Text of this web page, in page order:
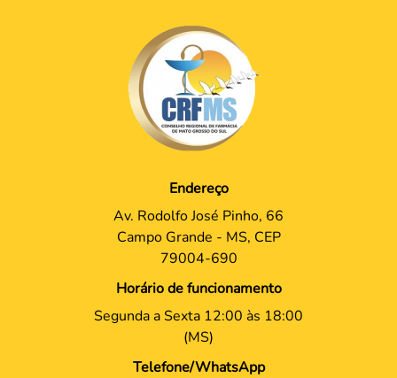
Endereço
Av. Rodolfo José Pinho, 66
Campo Grande - MS, CEP
79004-690
Horário de funcionamento
Segunda a Sexta 12:00 às 18:00
(MS)
Telefone/WhatsApp